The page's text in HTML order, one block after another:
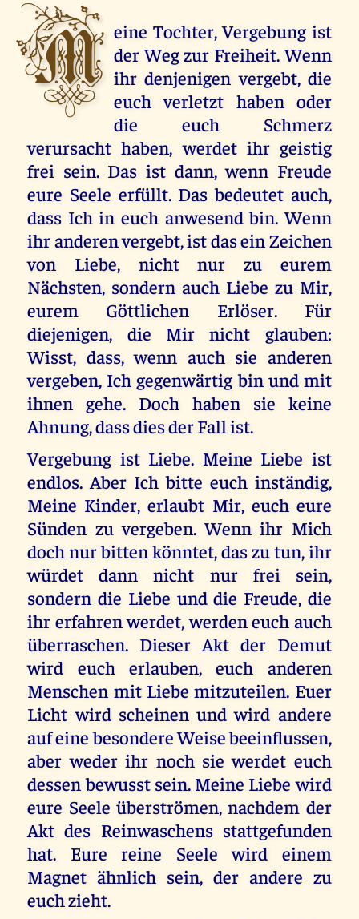
M eine Tochter, Vergebung ist
der Weg zur Freiheit. Wenn
ihr denjenigen vergebt, die
euch verletzt haben oder
die euch Schmerz
verursacht haben, werdet ihr geistig
frei sein. Das ist dann, wenn Freude
eure Seele erfüllt. Das bedeutet auch,
dass Ich in euch anwesend bin. Wenn
ihr anderen vergebt, ist das ein Zeichen
von Liebe, nicht nur zu eurem
Nächsten, sondern auch Liebe zu Mir,
eurem Göttlichen Erlöser. Für
diejenigen, die Mir nicht glauben:
Wisst, dass, wenn auch sie anderen
vergeben, Ich gegenwärtig bin und mit
ihnen gehe. Doch haben sie keine
Ahnung, dass dies der Fall ist.
Vergebung ist Liebe. Meine Liebe ist
endlos. Aber Ich bitte euch inständig,
Meine Kinder, erlaubt Mir, euch eure
Sünden zu vergeben. Wenn ihr Mich
doch nur bitten könntet, das zu tun, ihr
würdet dann nicht nur frei sein,
sondern die Liebe und die Freude, die
ihr erfahren werdet, werden euch auch
überraschen. Dieser Akt der Demut
wird euch erlauben, euch anderen
Menschen mit Liebe mitzuteilen. Euer
Licht wird scheinen und wird andere
auf eine besondere Weise beeinflussen,
aber weder ihr noch sie werdet euch
dessen bewusst sein. Meine Liebe wird
eure Seele überströmen, nachdem der
Akt des Reinwaschens stattgefunden
hat. Eure reine Seele wird einem
Magnet ähnlich sein, der andere zu
euch zieht.